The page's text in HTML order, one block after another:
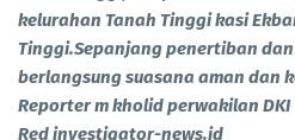
kelurahan Tanah Tinggi kasi
Tinggi.Sepanjang penertiban
berlangsung suasana aman dan
Reporter m kholid perwakilan DKI
Red investigator-news.id